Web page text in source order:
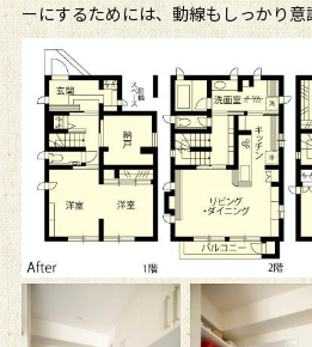
ーにするためには、動線もしっかり意